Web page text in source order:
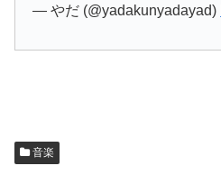
— やだ (@yadakunyadayad)
音楽